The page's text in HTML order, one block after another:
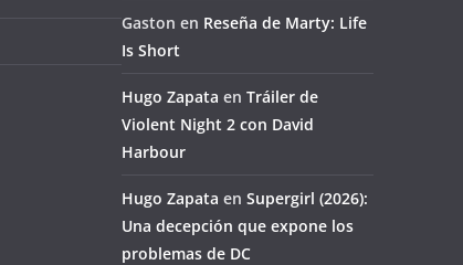
Gaston en Reseña de Marty: Life
Is Short
Hugo Zapata en Tráiler de
Violent Night 2 con David
Harbour
Hugo Zapata en Supergirl (2026):
Una decepción que expone los
problemas de DC